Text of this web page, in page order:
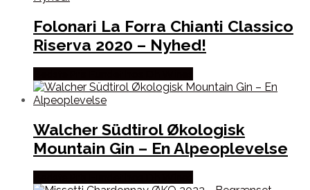
Folonari La Forra Chianti Classico
Riserva 2020 – Nyhed!
Walcher Südtirol Økologisk
Mountain Gin – En Alpeoplevelse